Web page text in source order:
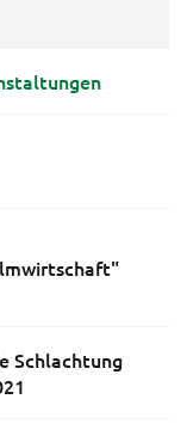
Schlachtung